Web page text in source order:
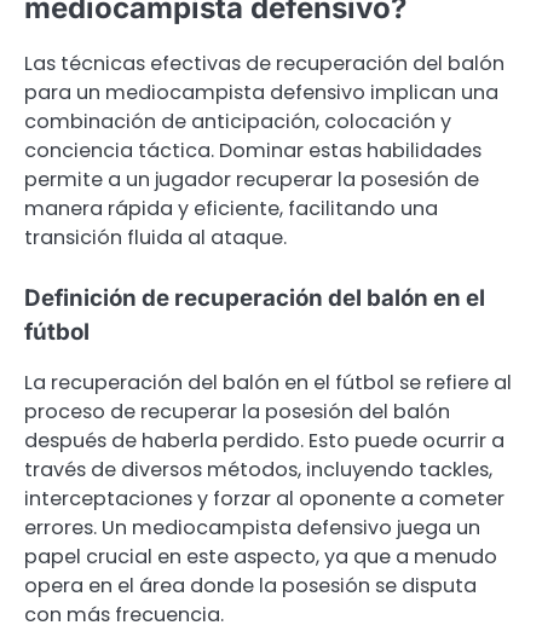
mediocampista defensivo?
Las técnicas efectivas de recuperación del balón
para un mediocampista defensivo implican una
combinación de anticipación, colocación y
conciencia táctica. Dominar estas habilidades
permite a un jugador recuperar la posesión de
manera rápida y eficiente, facilitando una
transición fluida al ataque.
Definición de recuperación del balón en el
fútbol
La recuperación del balón en el fútbol se refiere al
proceso de recuperar la posesión del balón
después de haberla perdido. Esto puede ocurrir a
través de diversos métodos, incluyendo tackles,
interceptaciones y forzar al oponente a cometer
errores. Un mediocampista defensivo juega un
papel crucial en este aspecto, ya que a menudo
opera en el área donde la posesión se disputa
con más frecuencia.